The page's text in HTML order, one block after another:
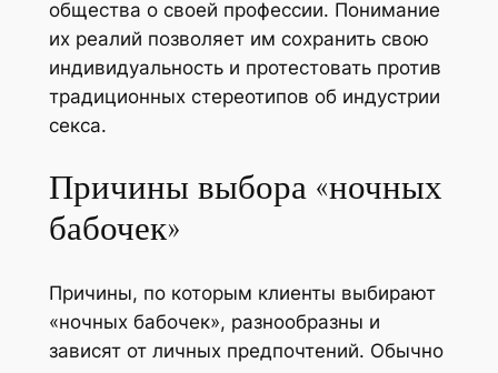
общества о своей профессии. Понимание
их реалий позволяет им сохранить свою
индивидуальность и протестовать против
традиционных стереотипов об индустрии
секса.
Причины выбора «ночных
бабочек»
Причины, по которым клиенты выбирают
«ночных бабочек», разнообразны и
зависят от личных предпочтений. Обычно